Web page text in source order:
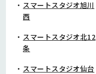
スマートスタジオ旭川
西
スマートスタジオ北12
条
スマートスタジオ仙台